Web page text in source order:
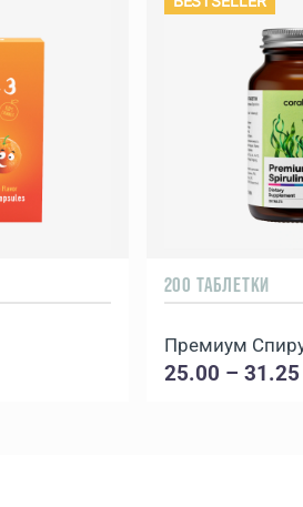
200 ТАБЛЕТКИ
Премиум
25.00 – 31.25